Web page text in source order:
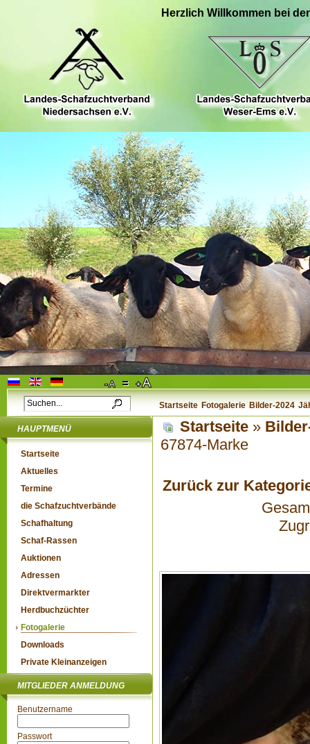
Herzlich Willkommen bei
Startseite Fotogalerie Bilder-2024
HAUPTMENÜ
Startseite
Aktuelles
Termine
die Schafzuchtverbände
Schafhaltung
Schaf-Rassen
Auktionen
Adressen
Direktvermarkter
Herdbuchzüchter
Fotogalerie
Downloads
Private Kleinanzeigen
MITGLIEDER ANMELDUNG
Benutzername
Passwort
Startseite »
67874-Marke
Zurück zur